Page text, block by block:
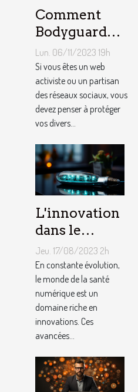
Comment
Bodyguard
lutte contre le
cyber
harcèlement ?
Lun. 06/11/2023 19h
Si vous êtes un web
activiste ou un partisan
des réseaux sociaux, vous
devez penser à protéger
vos divers...
L'innovation
dans le
domaine de
la santé
numérique
Jeu. 17/08/2023 2h
En constante évolution,
le monde de la santé
numérique est un
domaine riche en
innovations. Ces
avancées...